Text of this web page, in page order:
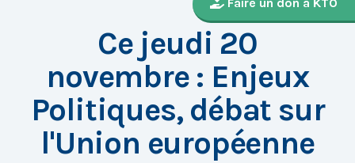
Ce jeudi 20
novembre : Enjeux
Politiques, débat sur
l'Union européenne